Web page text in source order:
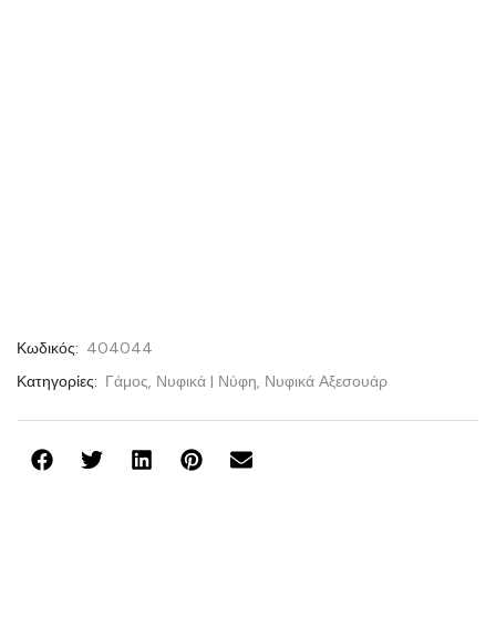
Κωδικός: 404044
Κατηγορίες: Γάμος, Νυφικά | Νύφη, Νυφικά Αξεσουάρ